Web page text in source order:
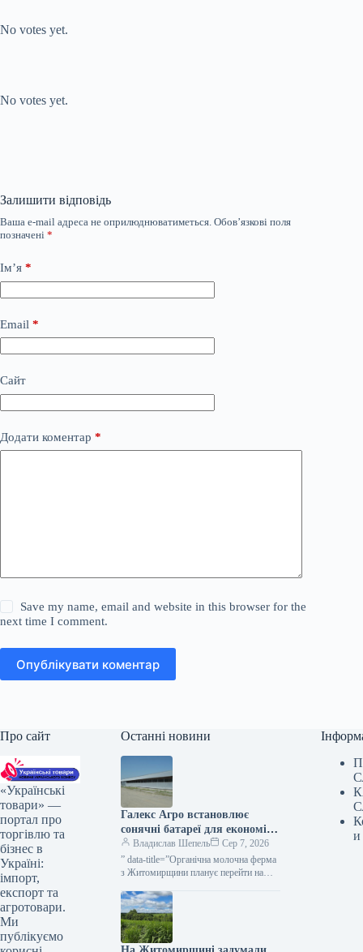
No votes yet.
No votes yet.
Залишити відповідь
Ваша e-mail адреса не оприлюднюватиметься. Обов’язкові поля
позначені *
Ім’я *
Email *
Сайт
Додати коментар *
Save my name, email and website in this browser for the
next time I comment.
Опублікувати коментар
Про сайт
«Українські
товари» —
портал про
торгівлю та
бізнес в
Україні:
імпорт,
експорт та
агротовари.
Ми
публікуємо
Останні новини
Галекс Агро встановлює
сонячні батареї для економії
на обробці молока —
КУРКУЛЬ
Владислав Шепель
Сер 7, 2026
” data-title=”Органічна молочна ферма
з Житомирщини планує перейти на
url=”https://kurkul.com/news/41866-
organichna-molochna-ferma-z-
jitomirschini-planuye-pereyti-na-
sonyachnu-energiyu”> Ферма
и